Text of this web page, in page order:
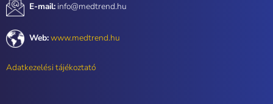
E-mail: info@medtrend.hu
Web:www.medtrend.hu
Adatkezelési tájékoztató